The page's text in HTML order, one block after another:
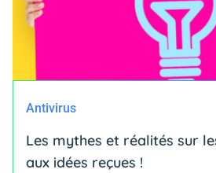
Antivirus
Les mythes et réalités sur
aux idées reçues !